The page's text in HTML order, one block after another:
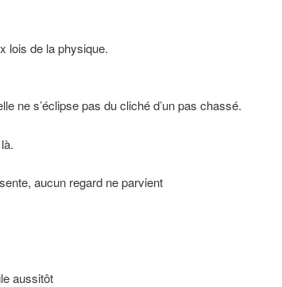
lois de la physique.
ne s’éclipse pas du cliché d’un pas chassé.
aucun regard ne parvient
aussitôt